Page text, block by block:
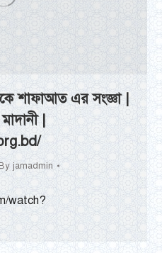
শাফাআত এর সংজ্ঞা |
|
jamadmin
watch?